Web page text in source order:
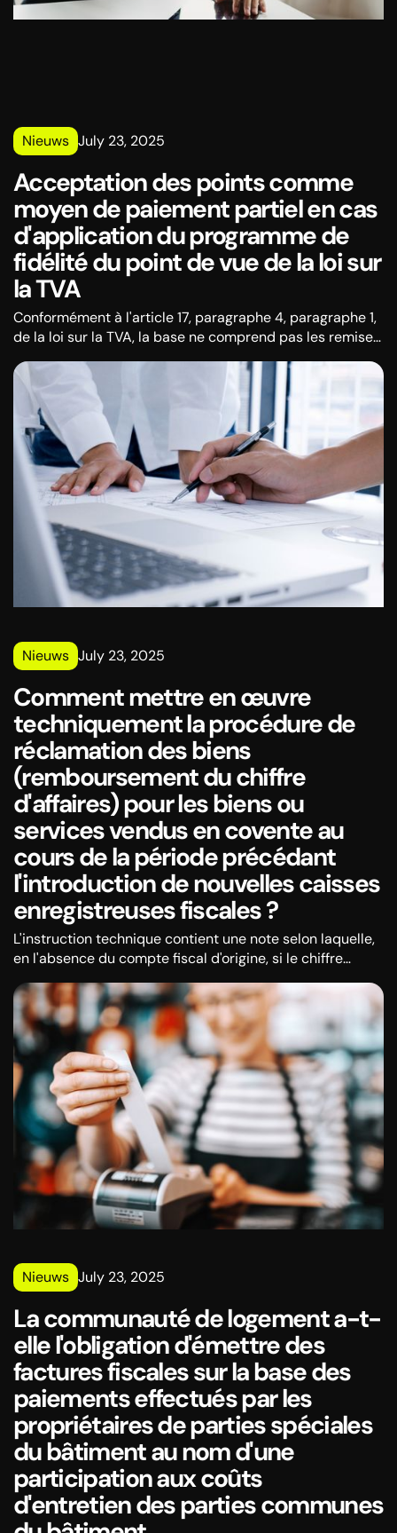
Nieuws July 23, 2025
Acceptation des points comme
moyen de paiement partiel en cas
d'application du programme de
fidélité du point de vue de la loi sur
la TVA
Conformément à l'article 17, paragraphe 4, paragraphe 1,
de la loi sur la TVA, la base ne comprend pas les remises
des biens ou des services au moment du chiffre
d'affaires des biens ou des services.
Nieuws July 23, 2025
Comment mettre en œuvre
techniquement la procédure de
réclamation des biens
(remboursement du chiffre
d'affaires) pour les biens ou
services vendus en covente au
cours de la période précédant
l'introduction de nouvelles caisses
enregistreuses fiscales ?
L'instruction technique contient une note selon laquelle,
en l'absence du compte fiscal d'origine, si le chiffre
(dispositif fiscal électronique), le numéro de référence
peut faire référence au numéro de compte sous lequel le
chiffre d'affaires a été comptabilisé, par exemple BI : 121
(BI est le numéro de coupure fiscale).
Nieuws July 23, 2025
La communauté de logement a-t-
elle l'obligation d'émettre des
factures fiscales sur la base des
paiements effectués par les
propriétaires de parties spéciales
du bâtiment au nom d'une
participation aux coûts
d'entretien des parties communes